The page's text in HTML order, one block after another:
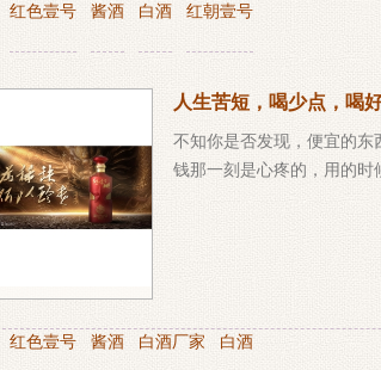
红色壹号 酱酒 白酒 红朝壹号
人生苦短，喝少点，喝
不知你是否发现，便宜的
钱那一刻是心疼的，用的时
红色壹号 酱酒 白酒厂家 白酒